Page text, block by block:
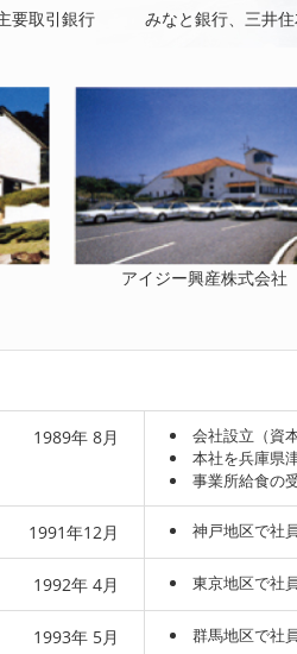
要取引銀行
みなと銀行、三井
アイジー興産株式会社
1989年 8月
会社設立（資
本社を兵庫県
事業所給食の
1991年12月 神戸地区で社
1992年 4月 東京地区で社
1993年 5月 群馬地区で社